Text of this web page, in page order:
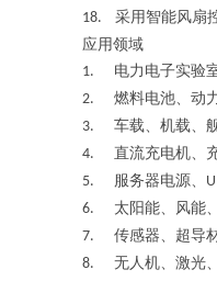
18. 采用智能风扇
应用领域
1. 电力电子实验
2. 燃料电池、动
3. 车载、机载、
4. 直流充电机、
5. 服务器电源、
6. 太阳能、风能
7. 传感器、超导
8. 无人机、激光